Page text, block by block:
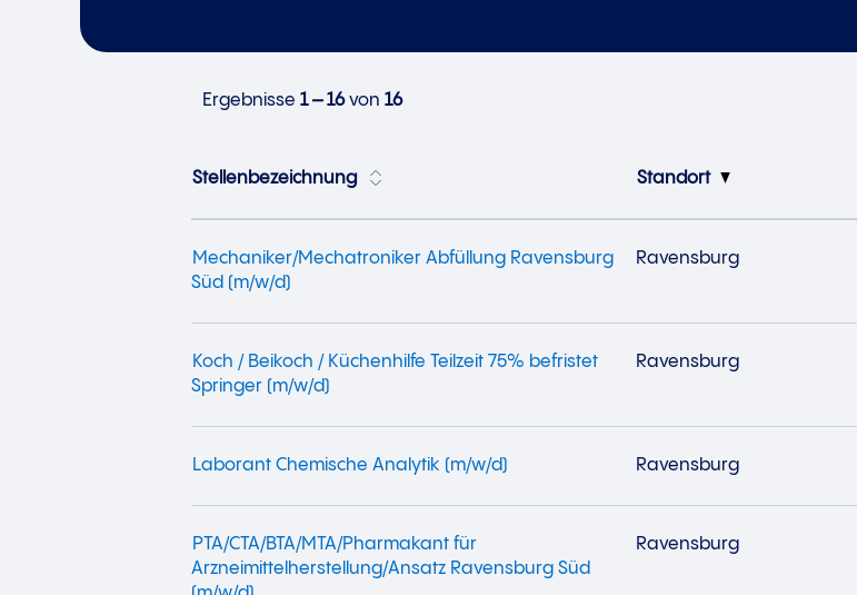
Ergebnisse 1 – 16von 16
Stellenbezeichnung Standort
Mechaniker/Mechatroniker Abfüllung Ravensburg
Süd (m/w/d)
Ravensburg
Koch / Beikoch / Küchenhilfe Teilzeit 75% befristet
Springer (m/w/d)
Ravensburg
Laborant Chemische Analytik (m/w/d) Ravensburg
PTA/CTA/BTA/MTA/Pharmakant für
Arzneimittelherstellung/Ansatz Ravensburg Süd
Ravensburg